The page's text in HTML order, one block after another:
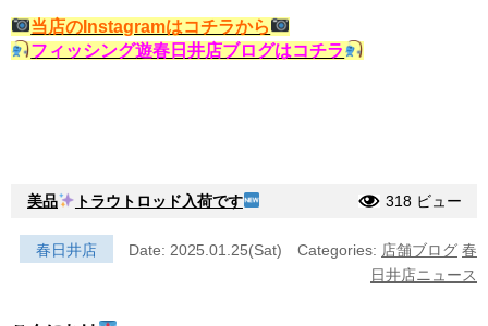
当店のInstagramはコチラから
フィッシング遊春日井店ブログはコチラ
美品 トラウトロッド入荷です 318 ビュー
春日井店 Date: 2025.01.25(Sat) Categories: 店舗ブログ 春
日井店ニュース